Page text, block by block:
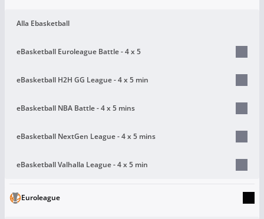
Alla Ebasketball
eBasketball Euroleague Battle - 4 x 5
eBasketball H2H GG League - 4 x 5 min
eBasketball NBA Battle - 4 x 5 mins
eBasketball NextGen League - 4 x 5 mins
eBasketball Valhalla League - 4 x 5 min
Euroleague